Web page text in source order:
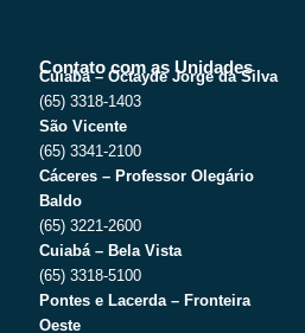
Contato com as Unidades
Cuiabá – Octayde Jorge da Silva
(65) 3318-1403
São Vicente
(65) 3341-2100
Cáceres – Professor Olegário
Baldo
(65) 3221-2600
Cuiabá – Bela Vista
(65) 3318-5100
Pontes e Lacerda – Fronteira
Oeste